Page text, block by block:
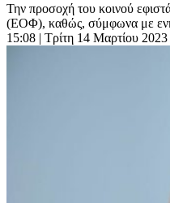
Την προσοχή του κοινού
(ΕΟΦ), καθώς, σύμφωνα με
15:08 | Τρίτη 14 Μαρτίου 2023